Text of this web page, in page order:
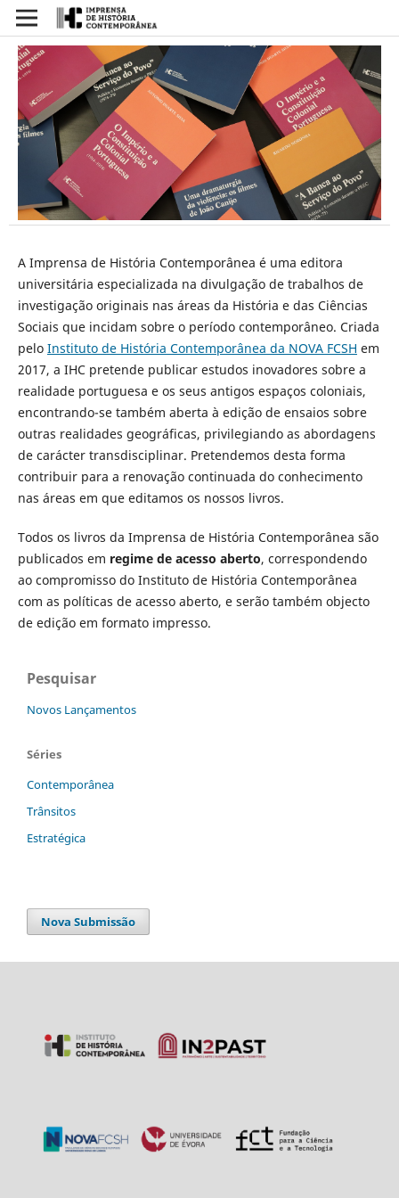
A Imprensa de História Contemporânea é uma editora
universitária especializada na divulgação de trabalhos de
investigação originais nas áreas da História e das Ciências
Sociais que incidam sobre o período contemporâneo. Criada
pelo Instituto de História Contemporânea da NOVA FCSH em
2017, a IHC pretende publicar estudos inovadores sobre a
realidade portuguesa e os seus antigos espaços coloniais,
encontrando-se também aberta à edição de ensaios sobre
outras realidades geográficas, privilegiando as abordagens
de carácter transdisciplinar. Pretendemos desta forma
contribuir para a renovação continuada do conhecimento
nas áreas em que editamos os nossos livros.
Todos os livros da Imprensa de História Contemporânea são
publicados em regime de acesso aberto, correspondendo
ao compromisso do Instituto de História Contemporânea
com as políticas de acesso aberto, e serão também objecto
de edição em formato impresso.
Pesquisar
Novos Lançamentos
Séries
Contemporânea
Trânsitos
Estratégica
Nova Submissão